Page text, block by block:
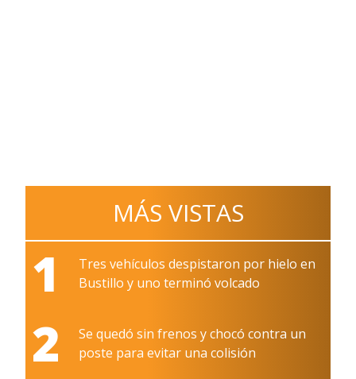
MÁS VISTAS
1
Tres vehículos despistaron por hielo en
Bustillo y uno terminó volcado
2
Se quedó sin frenos y chocó contra un
poste para evitar una colisión